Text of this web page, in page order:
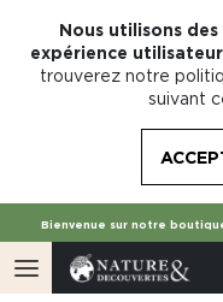
Nous utilisons
expérience
trouverez notre
suivant
Bienvenue sur notre